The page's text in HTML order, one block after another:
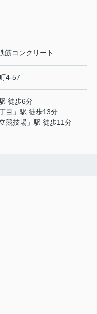
筋コンクリート
4-57
徒歩6分
目 」駅 徒歩13分
競技場 」駅 徒歩11分